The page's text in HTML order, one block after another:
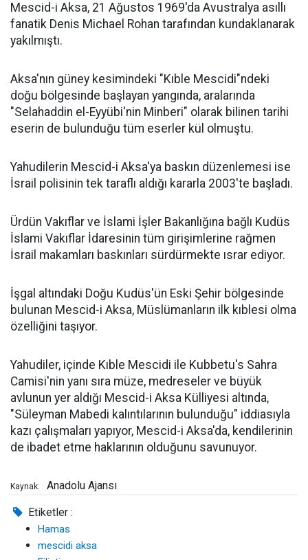
Mescid-i Aksa, 21 Ağustos 1969'da Avustralya asıllı
fanatik Denis Michael Rohan tarafından kundaklanarak
yakılmıştı.
Aksa'nın güney kesimindeki "Kıble Mescidi"ndeki
doğu bölgesinde başlayan yangında, aralarında
"Selahaddin el-Eyyübi'nin Minberi" olarak bilinen tarihi
eserin de bulunduğu tüm eserler kül olmuştu.
Yahudilerin Mescid-i Aksa'ya baskın düzenlemesi ise
İsrail polisinin tek taraflı aldığı kararla 2003'te başladı.
Ürdün Vakıflar ve İslami İşler Bakanlığına bağlı Kudüs
İslami Vakıflar İdaresinin tüm girişimlerine rağmen
İsrail makamları baskınları sürdürmekte ısrar ediyor.
İşgal altındaki Doğu Kudüs'ün Eski Şehir bölgesinde
bulunan Mescid-i Aksa, Müslümanların ilk kıblesi olma
özelliğini taşıyor.
Yahudiler, içinde Kıble Mescidi ile Kubbetu's Sahra
Camisi'nin yanı sıra müze, medreseler ve büyük
avlunun yer aldığı Mescid-i Aksa Külliyesi altında,
"Süleyman Mabedi kalıntılarının bulunduğu" iddiasıyla
kazı çalışmaları yapıyor, Mescid-i Aksa'da, kendilerinin
de ibadet etme haklarının olduğunu savunuyor.
Kaynak: Anadolu Ajansı
Etiketler :
Hamas
mescidi aksa